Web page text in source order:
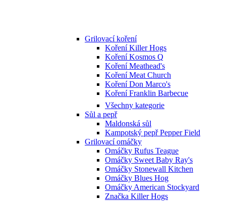
Grilovací koření
Koření Killer Hogs
Koření Kosmos Q
Koření Meathead's
Koření Meat Church
Koření Don Marco's
Koření Franklin Barbecue
Všechny kategorie
Sůl a pepř
Maldonská sůl
Kampotský pepř Pepper Field
Grilovací omáčky
Omáčky Rufus Teague
Omáčky Sweet Baby Ray's
Omáčky Stonewall Kitchen
Omáčky Blues Hog
Omáčky American Stockyard
Značka Killer Hogs